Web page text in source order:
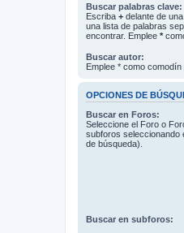
Buscar palabras clave:
Escriba + delante de
una lista de palabras
encontrar. Emplee *
Buscar autor:
Emplee * como
OPCIONES DE
Buscar en Foros:
Seleccione el Foro o
subforos seleccionando
de búsqueda).
Buscar en subforos: